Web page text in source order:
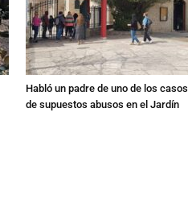
Habló un padre de uno de los casos
de supuestos abusos en el Jardín